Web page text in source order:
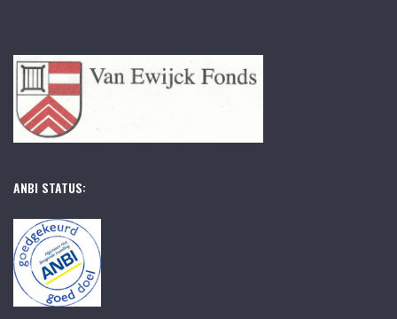
ANBI STATUS: